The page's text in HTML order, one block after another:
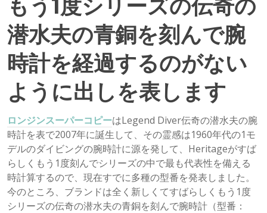
もう1度シリーズの伝奇の
潜水夫の青銅を刻んで腕
時計を経過するのがない
ように出しを表します
ロンジンスーパーコピーはLegend Diver伝奇の潜水夫の腕
時計を表で2007年に誕生して、その霊感は1960年代の1モ
デルのダイビングの腕時計に源を発して、Heritageがすば
らしくもう1度刻んでシリーズの中で最も代表性を備える
時計算するので、現在すでに多種の型番を発表しました。
今のところ、ブランドは全く新しくてすばらしくもう1度
シリーズの伝奇の潜水夫の青銅を刻んで腕時計（型番：